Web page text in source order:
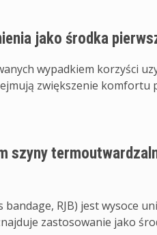
jako środka
wypadkiem korzyści
zwiększenie komfortu
szyny
RJB) jest wysoce
zastosowanie jako